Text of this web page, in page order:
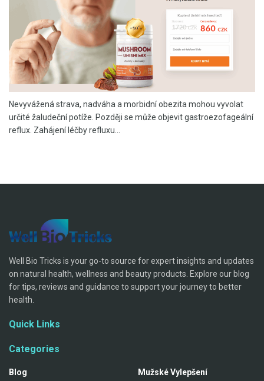
Nevyvážená strava, nadváha a morbidní obezita mohou vyvolat
určité žaludeční potíže. Později se může objevit gastroezofageální
reflux. Zahájení léčby refluxu...
Well Bio Tricks is your go-to source for expert insights and updates
on natural health, wellness and beauty products. Explore our blog
for tips, reviews and guidance to support your journey to better
health.
Quick Links
Categories
Blog
Mužské Vylepšení